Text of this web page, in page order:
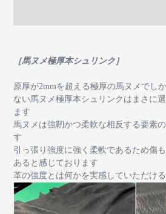
［馬ヌメ極厚本シュリンク］
原厚が2mmを超える極厚の馬ヌメでし
ない馬ヌメ極厚本シュリンクはまさに
ます
馬ヌメは強靭かつ柔軟な相反する要素
す
引っ張り強度に強く柔軟であるため傷
あると感じております
革の強度とは何かを実感していただけ